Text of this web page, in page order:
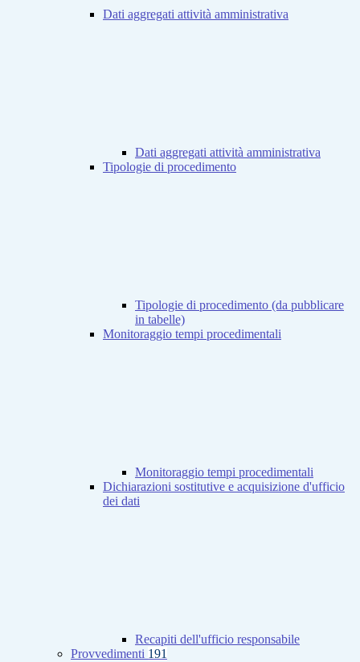
Dati aggregati attività amministrativa
Dati aggregati attività amministrativa
Tipologie di procedimento
Tipologie di procedimento (da pubblicare
in tabelle)
Monitoraggio tempi procedimentali
Monitoraggio tempi procedimentali
Dichiarazioni sostitutive e acquisizione d'ufficio
dei dati
Recapiti dell'ufficio responsabile
Provvedimenti 191